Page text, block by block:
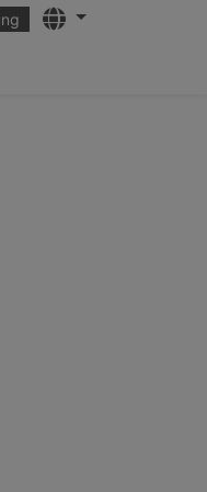
Languages